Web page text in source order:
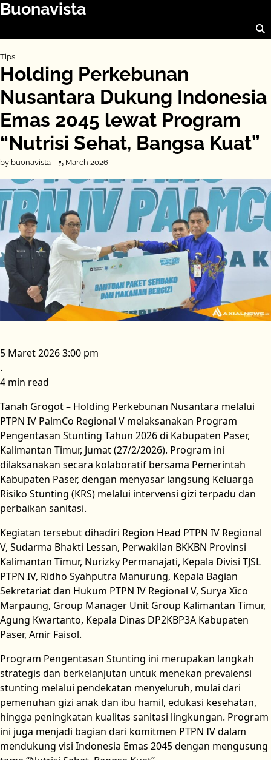
Skip
Buonavista
Tips
Holding Perkebunan
Nusantara Dukung Indonesia
Emas 2045 lewat Program
“Nutrisi Sehat, Bangsa Kuat”
by buonavista 5 March 2026
5 Maret 2026 3:00 pm
.
4 min read
Tanah Grogot – Holding Perkebunan Nusantara melalui
PTPN IV PalmCo Regional V melaksanakan Program
Pengentasan Stunting Tahun 2026 di Kabupaten Paser,
Kalimantan Timur, Jumat (27/2/2026). Program ini
dilaksanakan secara kolaboratif bersama Pemerintah
Kabupaten Paser, dengan menyasar langsung Keluarga
Risiko Stunting (KRS) melalui intervensi gizi terpadu dan
perbaikan sanitasi.
Kegiatan tersebut dihadiri Region Head PTPN IV Regional
V, Sudarma Bhakti Lessan, Perwakilan BKKBN Provinsi
Kalimantan Timur, Nurizky Permanajati, Kepala Divisi TJSL
PTPN IV, Ridho Syahputra Manurung, Kepala Bagian
Sekretariat dan Hukum PTPN IV Regional V, Surya Xico
Marpaung, Group Manager Unit Group Kalimantan Timur,
Agung Kwartanto, Kepala Dinas DP2KBP3A Kabupaten
Paser, Amir Faisol.
Program Pengentasan Stunting ini merupakan langkah
strategis dan berkelanjutan untuk menekan prevalensi
stunting melalui pendekatan menyeluruh, mulai dari
pemenuhan gizi anak dan ibu hamil, edukasi kesehatan,
hingga peningkatan kualitas sanitasi lingkungan. Program
ini juga menjadi bagian dari komitmen PTPN IV dalam
mendukung visi Indonesia Emas 2045 dengan mengusung